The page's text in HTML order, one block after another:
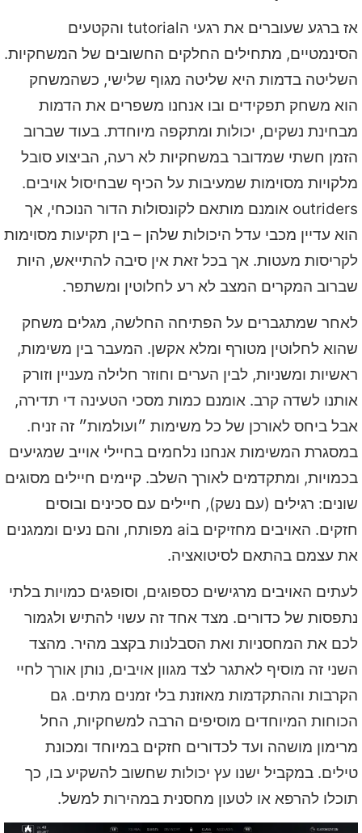
אז ברגע שעוברים את רגעי הtutorial והקטעים
הסינמטיים, מתחילים החלקים החשובים של המשחקיות.
השליטה בדמות היא שליטה מגוף שלישי, כשהמשחק
הוא משחק תפקידים ובו אנחנו משפרים את הדמות
מבחינת נשקים, יכולות ומתקפה מיוחדת. בעוד שברוב
הזמן חשתי שמדובר במשחקיות לא רעה, הביצוע סובל
מלקויות מסוימות שמעיבות על הכיף שבחיסול אויבים.
outriders אומנם מותאם לקונסולות הדור הנוכחי, אך
הוא עדיין מכבי עדל היכולות שלהן – בין תקיעות מסוימות
לקריסות מעטות. אך בכל זאת אין סיבה להתייאש, היות
שברוב המקרים המצב לא רע לחלוטין ומשתפר.
לאחר שמתגברים על הפתיחה החלשה, מגלים משחק
שהוא לחלוטין מטורף ומלא אקשן. המעבר בין משימות,
ראשיות ומשניות, לבין הערים וחוזר חלילה מעניין וזורק
אותנו לשדה קרב. אומנם כמות מסכי הטעינה די תדירה,
אבל ביחס לאורכן של כל משימות ״ועולמות״ זה זניח.
במסגרת המשימות אנחנו נלחמים בחיילי אוייב שמגיעים
בכמויות, ומתקדמים לאורך השלב. קיימים חיילים מסוגים
שונים: רגילים (עם נשק), חיילים עם סכינים ובוסים
חזקים. האויבים מחזיקים בai מפותח, והם נעים וממגנים
את עצמם בהתאם לסיטואציה.
לעתים האויבים מרגישים כספוגים, וסופגים כמויות בלתי
נתפסות של כדורים. מצד אחד זה עשוי להתיש ולגמור
לכם את המחסניות ואת הסבלנות בקצב מהיר. מהצד
השני זה מוסיף לאתגר לצד מגוון אויבים, נותן אורך לחיי
הקרבות וההתקדמות מאוזנת בלי זמנים מתים. גם
הכוחות המיוחדים מוסיפים הרבה למשחקיות, החל
מרימון מושהה ועד לכדורים חזקים במיוחד ומכונת
טילים. במקביל ישנו עץ יכולות שחשוב להשקיע בו, כך
תוכלו להרפא או לטעון מחסנית במהירות למשל.